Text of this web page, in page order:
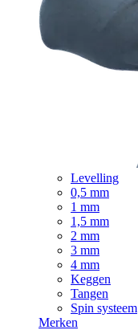
Levelling
0,5 mm
1 mm
1,5 mm
2 mm
3 mm
4 mm
Keggen
Tangen
Spin systeem
Merken